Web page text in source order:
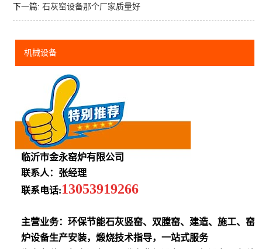
下一篇: 石灰窑设备那个厂家质量好
机械设备
临沂市金永窑炉有限公司
联系人：张经理
联系电话:13053919266
主营业务：环保节能石灰竖窑、双膛窑、建造、施工、窑
炉设备生产安装，煅烧技术指导，一站式服务